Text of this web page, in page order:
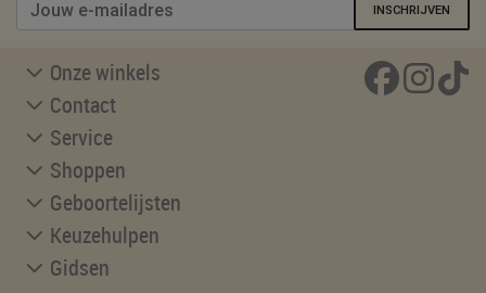
INSCHRIJVEN
Onze winkels
Contact
Service
Shoppen
Geboortelijsten
Keuzehulpen
Gidsen